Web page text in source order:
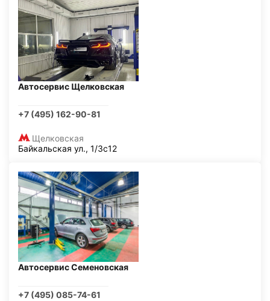
Автосервис Щелковская
+7 (495) 162-90-81
Щелковская
Байкальская ул., 1/3с12
Автосервис Семеновская
+7 (495) 085-74-61